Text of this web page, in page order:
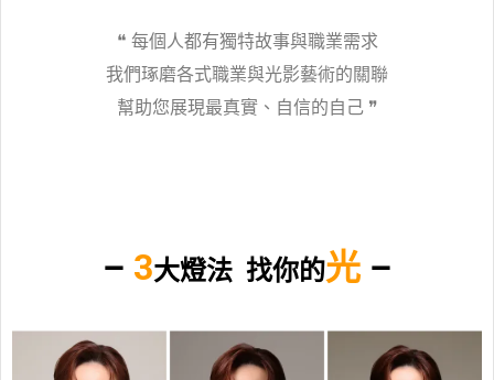
❝ 每個人都有獨特故事與職業需求
我們琢磨各式職業與光影藝術的關聯
幫助您展現最真實、自信的自己 ❞
– 3大燈法 找你的光 –